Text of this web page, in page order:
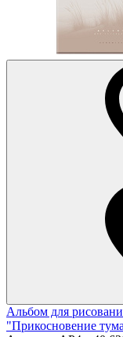
Альбом для
"Прикосновение